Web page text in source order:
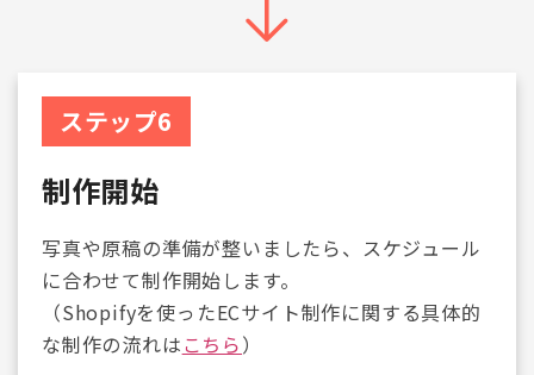
ステップ6
制作開始
写真や原稿の準備が整いましたら、スケジュール
に合わせて制作開始します。
（Shopifyを使ったECサイト制作に関する具体的
な制作の流れは こちら）